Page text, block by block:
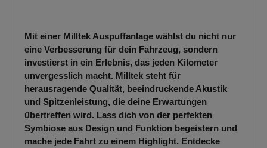
Mit einer Milltek Auspuffanlage wählst du nicht nur
eine Verbesserung für dein Fahrzeug, sondern
investierst in ein Erlebnis, das jeden Kilometer
unvergesslich macht. Milltek steht für
herausragende Qualität, beeindruckende Akustik
und Spitzenleistung, die deine Erwartungen
übertreffen wird. Lass dich von der perfekten
Symbiose aus Design und Funktion begeistern und
mache jede Fahrt zu einem Highlight. Entdecke